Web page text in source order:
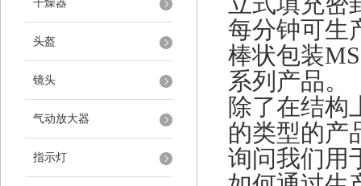
干燥器
头盔
镜头
气动放大器
指示灯
每分钟可生
棒状包装
系列产品。
除了在结构
的类型的产
询问我们用